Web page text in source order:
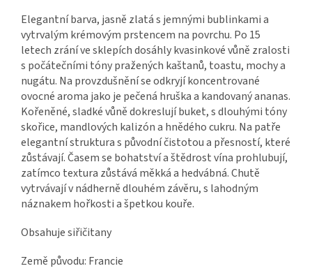
Elegantní barva, jasně zlatá s jemnými bublinkami a
vytrvalým krémovým prstencem na povrchu. Po 15
letech zrání ve sklepích dosáhly kvasinkové vůně zralosti
s počátečními tóny pražených kaštanů, toastu, mochy a
nugátu. Na provzdušnění se odkryjí koncentrované
ovocné aroma jako je pečená hruška a kandovaný ananas.
Kořeněné, sladké vůně dokreslují buket, s dlouhými tóny
skořice, mandlových kalizón a hnědého cukru. Na patře
elegantní struktura s původní čistotou a přesností, které
zůstávají. Časem se bohatství a štědrost vína prohlubují,
zatímco textura zůstává měkká a hedvábná. Chutě
vytrvávají v nádherně dlouhém závěru, s lahodným
náznakem hořkosti a špetkou kouře.
Obsahuje siřičitany
Země původu: Francie